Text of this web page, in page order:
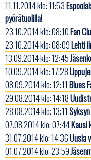
11.11.2014 klo: 11:53
pyörätuolilla!
23.10.2014 klo: 08:10Fan
23.10.2014 klo: 08:09Lehti
13.09.2014 klo: 12:45
10.09.2014 klo: 17:28
08.09.2014 klo: 12:11 Blues
29.08.2014 klo: 14:18
28.08.2014 klo: 13:11
07.08.2014 klo: 07:44Kausi
31.07.2014 klo: 14:36Uusia
01.07.2014 klo: 23:59